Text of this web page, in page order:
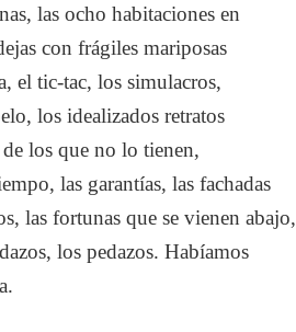
las ocho habitaciones en
con frágiles mariposas
el tic-tac, los simulacros,
los idealizados retratos
los que no lo tienen,
las garantías, las fachadas
las fortunas que se vienen abajo,
los pedazos. Habíamos